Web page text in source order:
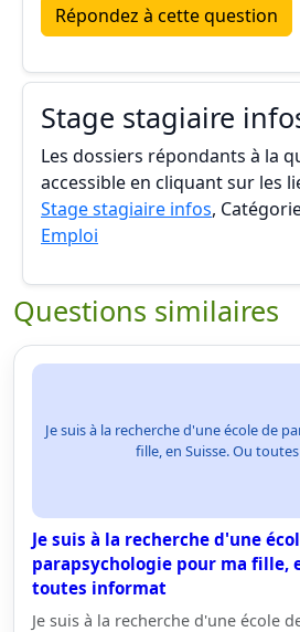
Répondez à cette question
Stage stagiaire
Les dossiers répondants à la
accessible en cliquant sur les
Stage stagiaire infos,
Emploi
Questions similaires
Je suis à la recherche d'une école de
fille, en Suisse. Ou
Je suis à la recherche d'une
parapsychologie pour ma fille,
toutes informat
Je suis à la recherche d'une école